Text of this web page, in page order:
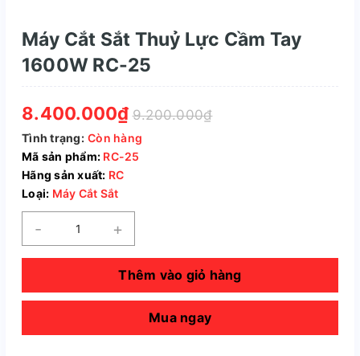
Máy Cắt Sắt Thuỷ Lực Cầm Tay
1600W RC-25
8.400.000₫ 9.200.000₫
Tình trạng: Còn hàng
Mã sản phẩm: RC-25
Hãng sản xuất: RC
Loại: Máy Cắt Sắt
- +
Thêm vào giỏ hàng
Mua ngay